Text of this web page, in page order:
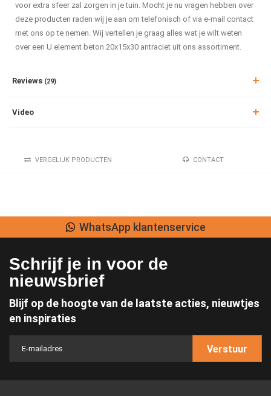
voor extra sfeer zal zorgen in je tuin. Mocht je nu vragen hebben over
deze producten raden wij je aan om telefonisch of via e-mail contact
met ons op te nemen. Wij vertellen je graag alles wat je wilt weten
over een U element beton 20x15x30 antraciet uit ons assortiment.
Reviews (29)
Video
VERGELIJK PRODUCTEN CONTACT
Lage verzendkosten
Schrijf je in voor de
nieuwsbrief
Blijf op de hoogte van de laatste acties, nieuwtjes
en inspiraties
Verstuur